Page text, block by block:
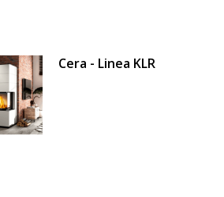
Cera - Linea KLR